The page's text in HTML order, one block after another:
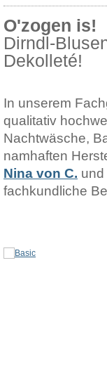
O'zogen is!
Dirndl-
Dekolleté!
In unserem
qualitativ
Nachtwäsche,
namhaften
Nina von C. und
fachkundliche